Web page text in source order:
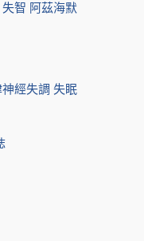
智 阿茲海默
經失調 失眠